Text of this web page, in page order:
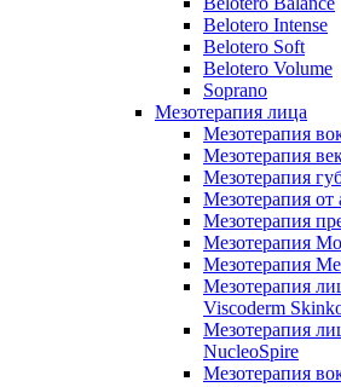
Belotero Intense
Belotero Soft
Belotero Volume
Soprano
Мезотерапия лица
Мезотерапия
Мезотерапия
Мезотерапия
Мезотерапия от
Мезотерапия
Мезотерапия
Мезотерапия
Мезотерапия
Viscoderm
Мезотерапия
NucleoSpire
Мезотерапия